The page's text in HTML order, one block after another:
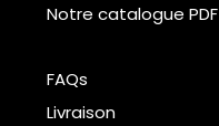
Notre catalogue PDF
FAQs
Livraison